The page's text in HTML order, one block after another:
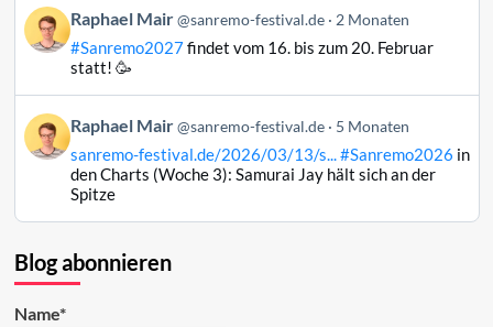
ansehen
Beitrag
von
Raphael
Bluesky
ansehen
Raphael Mair @sanremo-festival.de 2 Monaten
#Sanremo2027findet vom 16. bis zum 20. Februar
statt! 🥳
Beitrag
von
Raphael
ansehen
Raphael Mair @sanremo-festival.de 5 Monaten
sanremo-festival.de/2026/03/13/s...#Sanremo2026 in
den Charts (Woche 3): Samurai Jay hält sich an der
Spitze
Blog abonnieren
Name*